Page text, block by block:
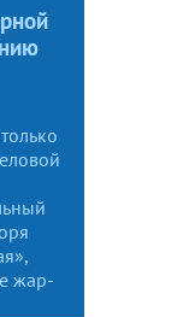
жар-